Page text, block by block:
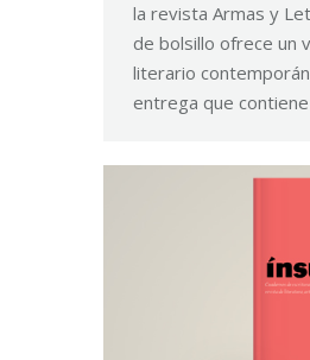
la revista Armas y
de bolsillo ofrece un
literario
entrega que